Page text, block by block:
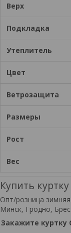
Верх
Подкладка
Утеплитель
Цвет
Ветрозащита
Размеры
Рост
Вес
Купить
Опт/розница
Минск, Гродно,
Закажите куртку